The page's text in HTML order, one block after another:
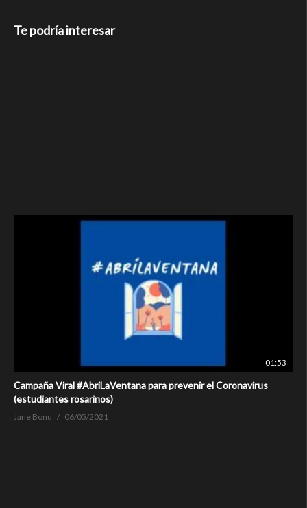
Te podría interesar
01:53
Campaña Viral #AbriLaVentana para prevenir el Coronavirus
(estudiantes rosarinos)
Jane Bond 06/05/2021